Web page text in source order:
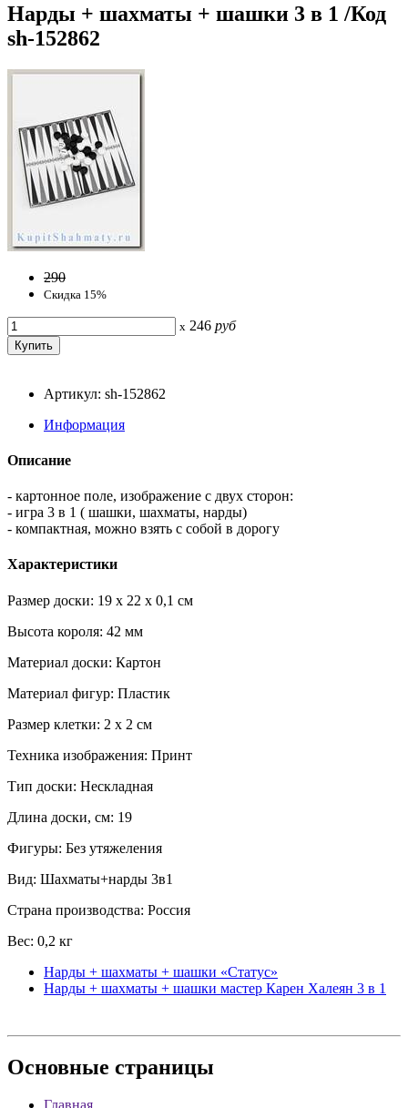
Нарды + шахматы + шашки 3 в 1 /Код
sh-152862
290
Скидка 15%
x 246 руб
Артикул: sh-152862
Информация
Описание
- картонное поле, изображение с двух сторон:
- игра 3 в 1 ( шашки, шахматы, нарды)
- компактная, можно взять с собой в дорогу
Характеристики
Размер доски: 19 x 22 x 0,1 см
Высота короля: 42 мм
Материал доски: Картон
Материал фигур: Пластик
Размер клетки: 2 х 2 см
Техника изображения: Принт
Тип доски: Нескладная
Длина доски, см: 19
Фигуры: Без утяжеления
Вид: Шахматы+нарды 3в1
Страна производства: Россия
Вес: 0,2 кг
Нарды + шахматы + шашки «Статус»
Нарды + шахматы + шашки мастер Карен Халеян 3 в 1
Основные страницы